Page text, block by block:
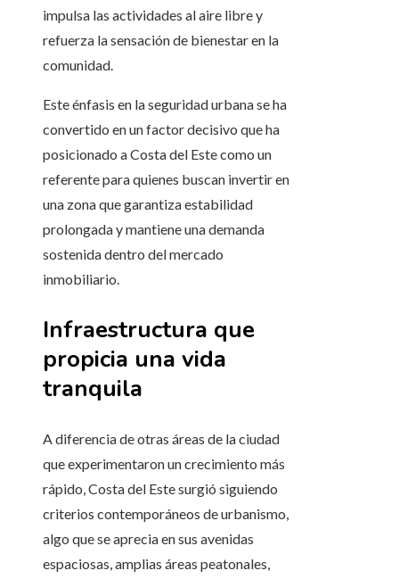
impulsa las actividades al aire libre y
refuerza la sensación de bienestar en la
comunidad.
Este énfasis en la seguridad urbana se ha
convertido en un factor decisivo que ha
posicionado a Costa del Este como un
referente para quienes buscan invertir en
una zona que garantiza estabilidad
prolongada y mantiene una demanda
sostenida dentro del mercado
inmobiliario.
Infraestructura que
propicia una vida
tranquila
A diferencia de otras áreas de la ciudad
que experimentaron un crecimiento más
rápido, Costa del Este surgió siguiendo
criterios contemporáneos de urbanismo,
algo que se aprecia en sus avenidas
espaciosas, amplias áreas peatonales,